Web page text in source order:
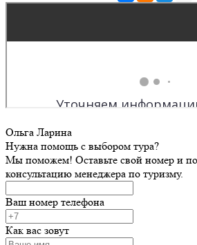
Ольга Ларина
Нужна помощь с выбором тура?
Мы поможем! Оставьте свой номер и
консультацию менеджера по туризму.
Ваш номер телефона
Как вас зовут